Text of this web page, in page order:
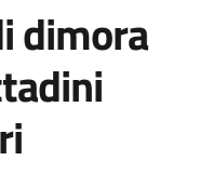
dimora